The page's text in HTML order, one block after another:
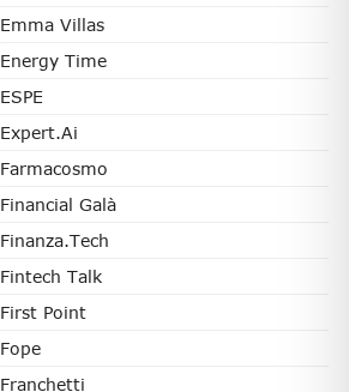
Emma Villas
Energy Time
ESPE
Expert.ai
Farmacosmo
Financial Galà
Finanza.tech
Fintech Talk
First Point
Fope
Franchetti